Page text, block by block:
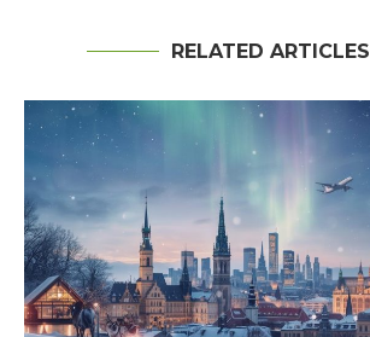
RELATED ARTICLES